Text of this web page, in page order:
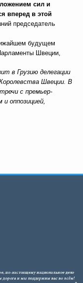
сил и
вперед в этой
председатель
будущем
Швеции,
в Грузию делегации
Швеции. В
с премьер-
оппозицией,